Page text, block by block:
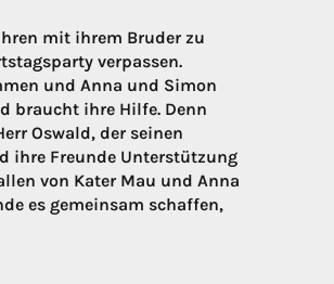
mit ihrem Bruder zu
verpassen.
und Anna und Simon
braucht ihre Hilfe. Denn
Oswald, der seinen
ihre Freunde Unterstützung
von Kater Mau und Anna
es gemeinsam schaffen,